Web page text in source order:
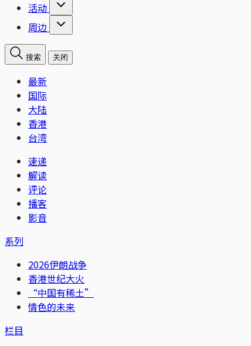
活动
周边
搜索 关闭
最新
国际
大陆
香港
台湾
速递
解读
评论
播客
影音
系列
2026伊朗战争
香港世纪大火
“中国有稀土”
情色的未来
栏目